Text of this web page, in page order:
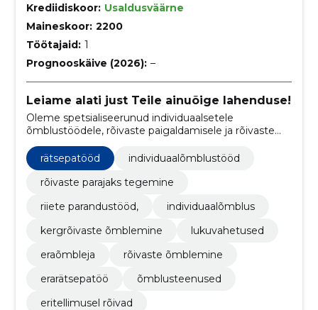
Krediidiskoor: Usaldusväärne
Maineskoor: 2200
Töötajaid: 1
Prognooskäive (2026): –
Leiame alati just Teile ainuõige lahenduse!
Oleme spetsialiseerunud individuaalsetele
õmblustöödele, rõivaste paigaldamisele ja rõivaste
täiuslikkusele.
rätsepatööd
individuaalõmblustööd
rõivaste parajaks tegemine
riiete parandustööd,
individuaalõmblus
kergrõivaste õmblemine
lukuvahetused
eraõmbleja
rõivaste õmblemine
erarätsepatöö
õmblusteenused
eritellimusel rõivad